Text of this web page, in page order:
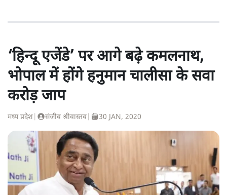
‘हिन्दू एजेंडे’ पर आगे बढ़े कमलनाथ,
भोपाल में होंगे हनुमान चालीसा के सवा
करोड़ जाप
मध्य प्रदेश संजीव श्रीवास्तव 30 JAN, 2020